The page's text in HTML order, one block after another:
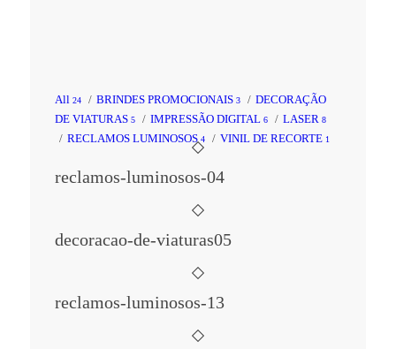
All 24 / BRINDES PROMOCIONAIS 3 / DECORAÇÃO
DE VIATURAS 5 / IMPRESSÃO DIGITAL 6 / LASER 8
/ RECLAMOS LUMINOSOS4 / VINIL DE RECORTE 1
reclamos-luminosos-04
decoracao-de-viaturas05
reclamos-luminosos-13